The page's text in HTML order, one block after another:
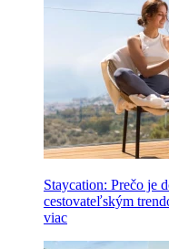
Staycation: Prečo je
cestovateľským
viac